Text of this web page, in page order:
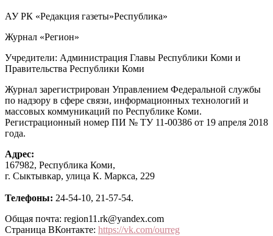
АУ РК «Редакция газеты»Республика»
Журнал «Регион»
Учредители: Администрация Главы Республики Коми и
Правительства Республики Коми
Журнал зарегистрирован Управлением Федеральной службы
по надзору в сфере связи, информационных технологий и
массовых коммуникаций по Республике Коми.
Регистрационный номер ПИ № ТУ 11-00386 от 19 апреля 2018
года.
Адрес:
167982, Республика Коми,
г. Сыктывкар, улица К. Маркса, 229
Телефоны: 24-54-10, 21-57-54.
Общая почта: region11.rk@yandex.com
Страница ВКонтакте: https://vk.com/ourreg